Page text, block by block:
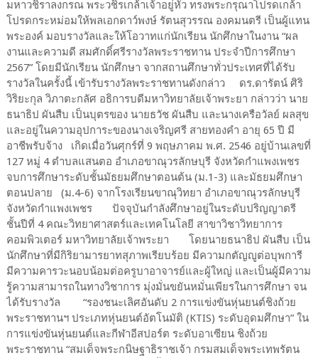
มหาวชิราลงกรณ พระวชิรเกล้าเจ้าอยู่หัว ทรงพระกรุณาโปรดเกล้า
โปรดกระหม่อมให้พลเอกดาว์พงษ์ รัตนสุวรรณ องคมนตรี เป็นผู้แทน
พระองค์ มอบรางวัลและให้โอวาทแก่นักเรียน นักศึกษาในงาน “ผล
งานและความดี สมศักดิ์ศรีรางวัลพระราชทาน ประจำปีการศึกษา
2567” โดยมีนักเรียน นักศึกษา จากสถานศึกษาทั่วประเทศที่ได้รับ
รางวัลในครั้งนี้ เข้ารับรางวัลพระราชทานดังกล่าว ดร.ดารัตน์ ศิริ
วิริยะกุล วิภาตะกลัศ อธิการบดีมหาวิทยาลัยเจ้าพระยา กล่าวว่า นาย
ธนาธิป ผันสืบ เป็นบุตรของ นายธวัช ผันสืบ และนางเครือวัลย์ ผลสุข
และอยู่ในความอุปการะของนางเจริญศรี สายทองคำ อายุ 65 ปี มี
อาชีพรับจ้าง เกิดเมื่อวันศุกร์ที่ 9 พฤษภาคม พ.ศ. 2546 อยู่บ้านเลขที่
127 หมู่ 4 ตำบลแสนตอ อำเภอขาณุวรลักษบุรี จังหวัดกำแพงเพชร
จบการศึกษาระดับชั้นมัธยมศึกษาตอนต้น (ม.1-3) และมัธยมศึกษา
ตอนปลาย (ม.4-6) จากโรงเรียนขาณุวิทยา อำเภอขาณุวรลักษบุรี
จังหวัดกำแพงเพชร ปัจจุบันกำลังศึกษาอยู่ในระดับปริญญาตรี
ชั้นปีที่ 4 คณะวิทยาศาสตร์และเทคโนโลยี สาขาวิชาวิทยาการ
คอมพิวเตอร์ มหาวิทยาลัยเจ้าพระยา โดยนายธนาธิป ผันสืบ เป็น
นักศึกษาที่มีกิริยามารยาทสุภาพเรียบร้อย มีความกตัญญูต่อบุพการี
มีความคารวะนอบน้อมต่อครูบาอาจารย์และผู้ใหญ่ และเป็นผู้มีความ
รู้ความสามารถในทางวิชาการ มุ่งมั่นขยันหมั่นเพียรในการศึกษา จน
ได้รับรางวัล “รองชนะเลิศอันดับ 2 การแข่งขันหุ่นยนต์ชิงถ้วย
พระราชทานฯ ประเภทหุ่นยนต์อัตโนมัติ (KTIS) ระดับอุดมศึกษา” ใน
การแข่งขันหุ่นยนต์และกีฬาอีสปอร์ต ระดับอาเซียน ชิงถ้วย
พระราชทาน “สมเด็จพระกนิษฐาธิราชเจ้า กรมสมเด็จพระเทพรัตน